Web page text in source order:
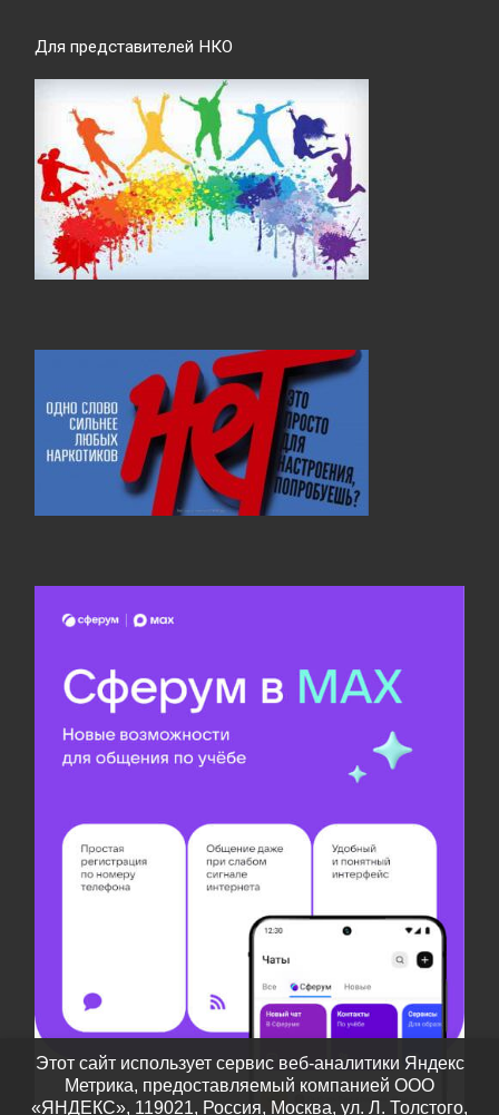
Для представителей НКО
Этот сайт использует сервис веб-аналитики Яндекс
Метрика, предоставляемый компанией ООО
«ЯНДЕКС», 119021, Россия, Москва, ул. Л. Толстого,